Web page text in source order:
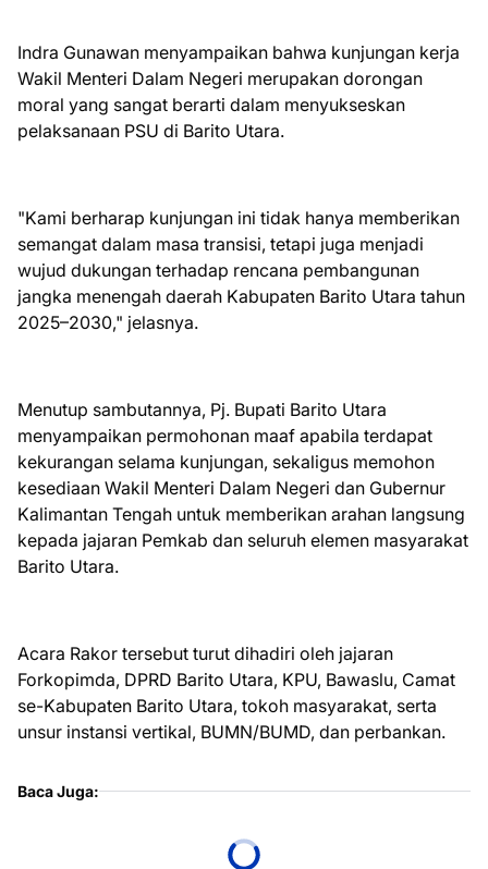
Indra Gunawan menyampaikan bahwa kunjungan kerja
Wakil Menteri Dalam Negeri merupakan dorongan
moral yang sangat berarti dalam menyukseskan
pelaksanaan PSU di Barito Utara.
"Kami berharap kunjungan ini tidak hanya memberikan
semangat dalam masa transisi, tetapi juga menjadi
wujud dukungan terhadap rencana pembangunan
jangka menengah daerah Kabupaten Barito Utara tahun
2025–2030," jelasnya.
Menutup sambutannya, Pj. Bupati Barito Utara
menyampaikan permohonan maaf apabila terdapat
kekurangan selama kunjungan, sekaligus memohon
kesediaan Wakil Menteri Dalam Negeri dan Gubernur
Kalimantan Tengah untuk memberikan arahan langsung
kepada jajaran Pemkab dan seluruh elemen masyarakat
Barito Utara.
Acara Rakor tersebut turut dihadiri oleh jajaran
Forkopimda, DPRD Barito Utara, KPU, Bawaslu, Camat
se-Kabupaten Barito Utara, tokoh masyarakat, serta
unsur instansi vertikal, BUMN/BUMD, dan perbankan.
Baca Juga: